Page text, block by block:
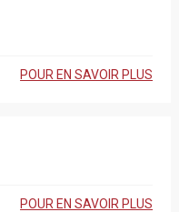
POUR EN SAVOIR PLUS
POUR EN SAVOIR PLUS